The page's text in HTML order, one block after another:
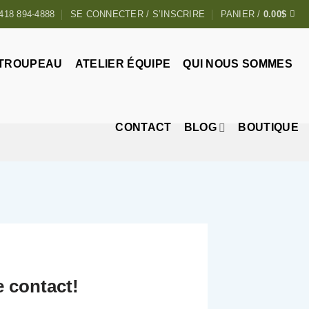
894-4888 SE CONNECTER / S’INSCRIRE PANIER / 0.00$
ATELIER ÉQUIPE QUI NOUS SOMMES
CONTACT BLOG BOUTIQUE
contact!